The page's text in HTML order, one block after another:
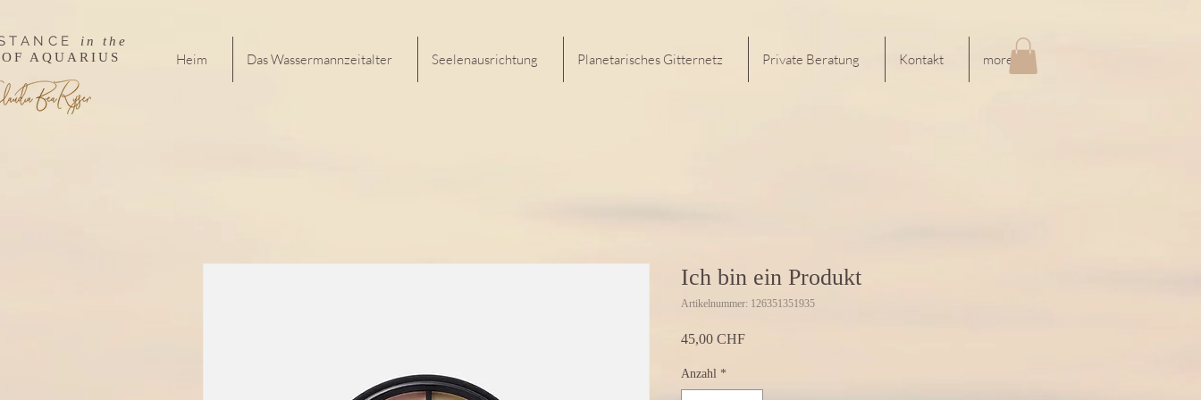
in the
AQUARIUS
Heim Das Wassermannzeitalter Seelenausrichtung Planetarisches Gitternetz Private Beratung Kontakt more
Ich bin ein Produkt
Artikelnummer: 126351351935
45,00 CHFPreis
Anzahl *